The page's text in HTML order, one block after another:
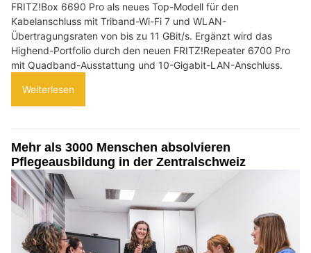
FRITZ!Box 6690 Pro als neues Top-Modell für den
Kabelanschluss mit Triband-Wi-Fi 7 und WLAN-
Übertragungsraten von bis zu 11 GBit/s. Ergänzt wird das
Highend-Portfolio durch den neuen FRITZ!Repeater 6700 Pro
mit Quadband-Ausstattung und 10-Gigabit-LAN-Anschluss.
Weiterlesen
Mehr als 3000 Menschen absolvieren
Pflegeausbildung in der Zentralschweiz